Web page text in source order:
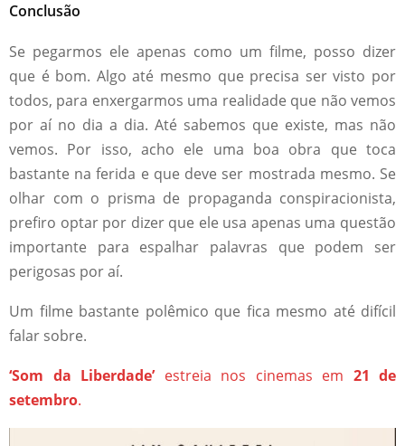
Conclusão
Se pegarmos ele apenas como um filme, posso dizer
que é bom. Algo até mesmo que precisa ser visto por
todos, para enxergarmos uma realidade que não vemos
por aí no dia a dia. Até sabemos que existe, mas não
vemos. Por isso, acho ele uma boa obra que toca
bastante na ferida e que deve ser mostrada mesmo. Se
olhar com o prisma de propaganda conspiracionista,
prefiro optar por dizer que ele usa apenas uma questão
importante para espalhar palavras que podem ser
perigosas por aí.
Um filme bastante polêmico que fica mesmo até difícil
falar sobre.
‘Som da Liberdade’ estreia nos cinemas em 21 de
setembro.